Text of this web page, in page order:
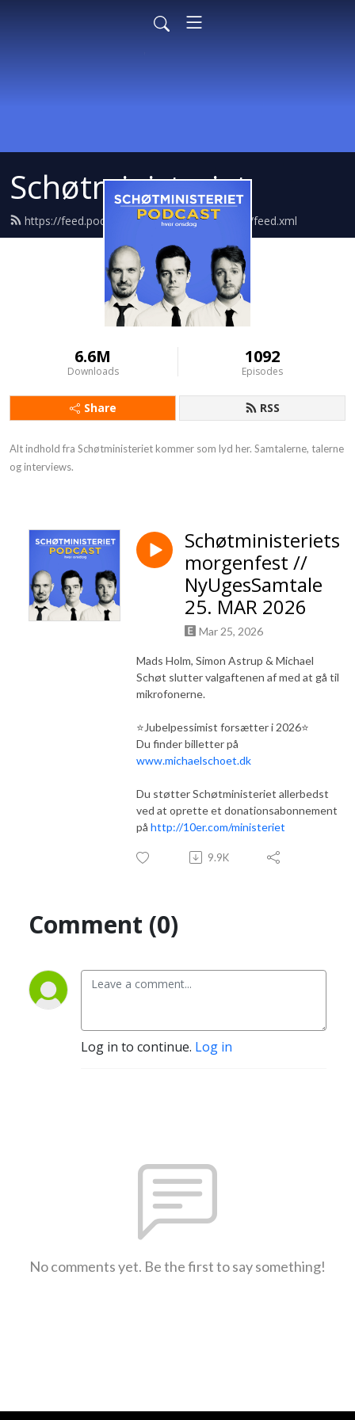
Schøtministeriet
https://feed.podbean.com/schoetministeriet/feed.xml
6.6M
Downloads
1092
Episodes
Share RSS
Alt indhold fra Schøtministeriet kommer som lyd her. Samtalerne, talerne
og interviews.
Schøtministeriets
morgenfest //
NyUgesSamtale
25. MAR 2026
Mar 25, 2026
Mads Holm, Simon Astrup & Michael
Schøt slutter valgaftenen af med at gå til
mikrofonerne.
⭐️Jubelpessimist forsætter i 2026⭐️
Du finder billetter på
www.michaelschoet.dk
Du støtter Schøtministeriet allerbedst
ved at oprette et donationsabonnement
på http://10er.com/ministeriet
9.9K
Comment (0)
Log in to continue. Log in
No comments yet. Be the first to say something!